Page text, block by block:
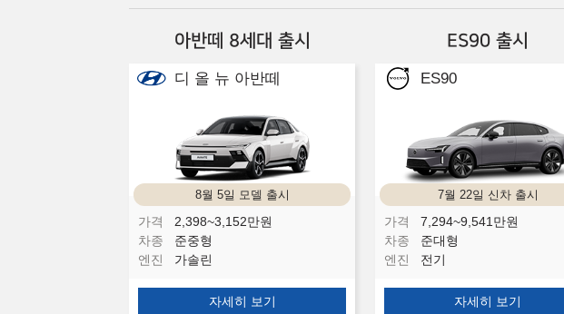
아반떼 8세대 출시
디 올 뉴 아반떼
8월 5일 모델 출시
가격 2,398~3,152만원
차종
준중형
엔진
가솔린
자세히 보기
ES90 출시
ES90
7월 22일 신차 출시
가격 7,294~9,541 만원
차종
준대형
엔진
전기
자세히 보기